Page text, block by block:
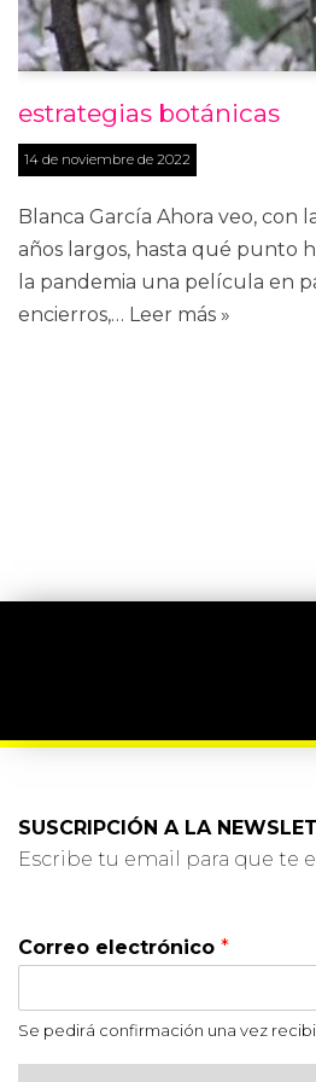
estrategias botánicas
14 de noviembre de 2022
Blanca García Ahora veo, con
años largos, hasta qué punto
la pandemia una película en
encierros,… Leer más »
SUSCRIPCIÓN A LA
Escribe tu email para que te
Correo electrónico *
Se pedirá confirmación una vez